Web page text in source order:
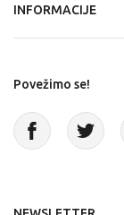
INFORMACIJE
Povežimo se!